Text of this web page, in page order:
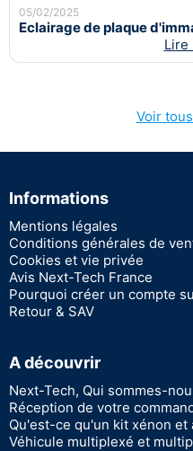
05/02/2025
Eclairage de plaque
Lire
Voir
Informations
Mentions légales
Conditions générales de
Cookies et vie privée
Avis Next-Tech France
Pourquoi créer un compte
Retour & SAV
A découvrir
Next-Tech, Qui sommes-
Réception de votre
Qu'est-ce qu'un kit xénon et
Véhicule multiplexé et